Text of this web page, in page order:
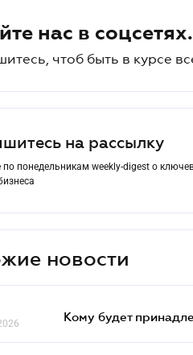
нас в соцсетях.
чтоб быть в курсе
на рассылку
по понедельникам weekly-digest о
новости
Кому будет